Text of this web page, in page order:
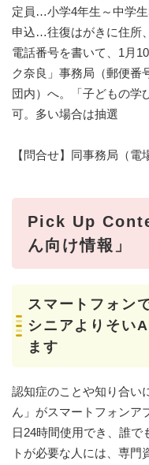
定員…小学4年生～中学
申込…往復はがきに住所
電話番号を書いて、1月
ク奈良」事務局（郵便
団内）へ。「子どもの学
可。多い場合は抽選
【問合せ】同事務局（電
Pick Up
ん向け情報」
スマートフォン
シニアよりそい
ます
認知症のことや知り合い
ん」がスマートフォンア
日24時間使用でき、誰で
トが必要な人には、専